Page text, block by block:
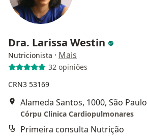
Dra. Larissa Westin
Nutricionista · Mais
32 opiniões
CRN3 53169
Alameda Santos, 1000, São Paulo
Córpu Clinica Cardiopulmonares
Primeira consulta Nutrição